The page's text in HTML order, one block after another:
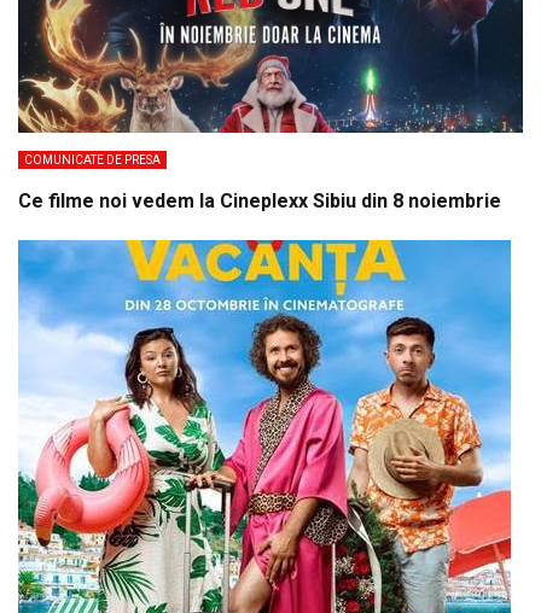
COMUNICATE DE PRESA
Ce filme noi vedem la Cineplexx Sibiu din 8 noiembrie